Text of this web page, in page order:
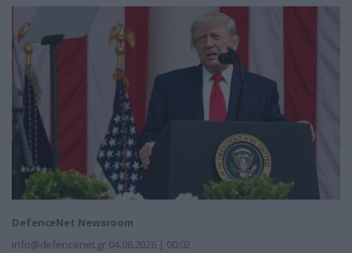
DefenceNet Newsroom
info@defencenet.gr 04.06.2026 | 00:02